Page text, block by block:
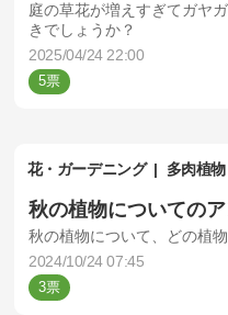
庭の草花が増えすぎてガヤ
きでしょうか？
2025/04/24 22:00
5
花・ガーデニング 多肉植物
秋の植物についての
秋の植物について、どの植
2024/10/24 07:45
3